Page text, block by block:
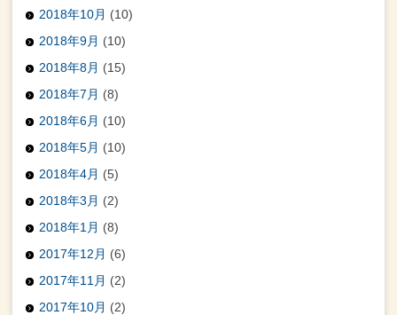
2018年10月 (10)
2018年9月 (10)
2018年8月 (15)
2018年7月 (8)
2018年6月 (10)
2018年5月 (10)
2018年4月 (5)
2018年3月 (2)
2018年1月 (8)
2017年12月 (6)
2017年11月 (2)
2017年10月 (2)